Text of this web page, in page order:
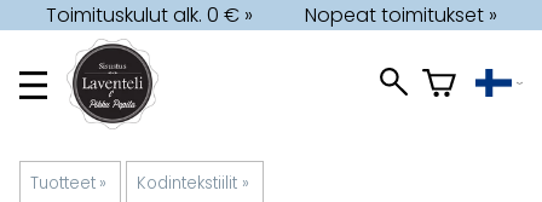
Toimituskulut alk. 0 € » Nopeat toimitukset »
Tuotteet ‪» Kodintekstiilit ‪»